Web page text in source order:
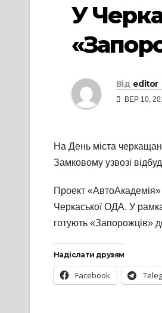
У
Від editor
ВЕР 10,
На День міста
Замковому узвозі
Проект
Черкаської ОДА. У
готують «Запорожців»
Надіслати друзям
Facebook